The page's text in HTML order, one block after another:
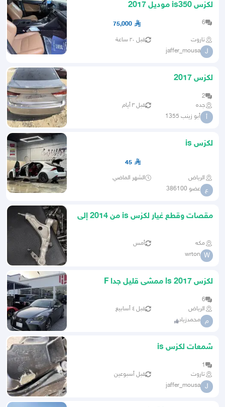
لكزس is350 موديل 2017
6
75,000
تاروت قبل ٢٠ ساعة
J
jaffer_mousa
لكزس 2017
2
جده
قبل ٣ أيام
أ أبو زينب 1355
لكزس is
45
الرياض الشهر الماضي
ع عضو 386100
مقصات وقطع غيار لكزس is من 2014 إلى
مكه أمس
W
wrton
لكزس ls 2017 ممشى قليل جدا F
6
الرياض
قبل ٤ أسابيع
م محمدزياد
شمعات لكزس is
1
تاروت
قبل أسبوعين
J
jaffer_mousa